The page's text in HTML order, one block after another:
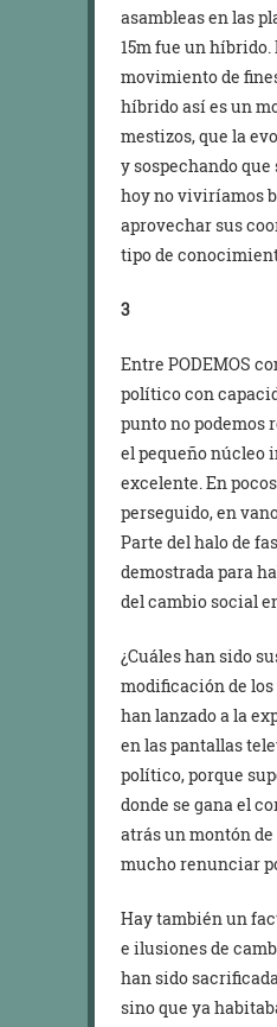
asambleas en las
15m fue un
movimiento de
híbrido así es un
mestizos, que la
y sospechando
hoy no viviríamos
aprovechar sus
tipo de
3
Entre PODEMOS
político con
punto no podemos
el pequeño núcleo
excelente. En
perseguido, en
Parte del halo de
demostrada para
del cambio social
¿Cuáles han sido
modificación de
han lanzado a la
en las pantallas
político, porque
donde se gana el
atrás un montón
mucho renunciar
Hay también un
e ilusiones de
han sido
sino que ya